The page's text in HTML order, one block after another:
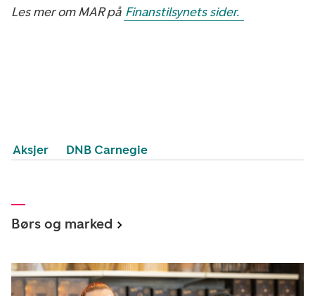
Les mer om MAR på Finanstilsynets sider.
Aksjer DNB Carnegie
Børs og marked